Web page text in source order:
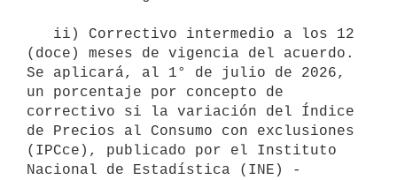
(doce) meses de vigencia del acuerdo.
Se aplicará, al 1° de julio de 2026,
un porcentaje por concepto de
correctivo si la variación del Índice
de Precios al Consumo con exclusiones
(IPCce), publicado por el Instituto
Nacional de Estadística (INE) -